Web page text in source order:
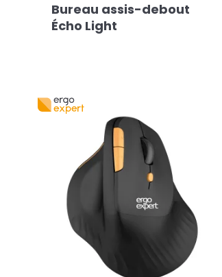
Bureau assis-debout
Écho Light